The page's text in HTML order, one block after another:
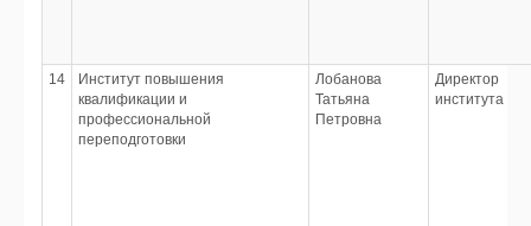
14
Институт повышения
квалификации и
профессиональной
переподготовки
Лобанова
Татьяна
Петровна
Директор
института